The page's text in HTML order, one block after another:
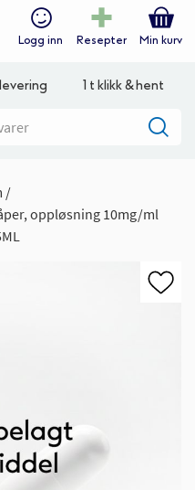
Logg inn Resepter Min kurv
1 t klikk & hent
oppløsning 10mg/ml